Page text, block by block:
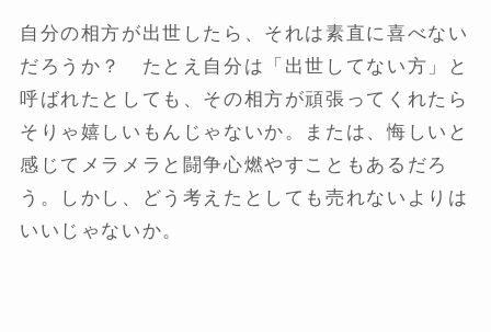
自分の相方が出世したら、それは素直に喜べない
だろうか？ たとえ自分は「出世してない方」と
呼ばれたとしても、その相方が頑張ってくれたら
そりゃ嬉しいもんじゃないか。または、悔しいと
感じてメラメラと闘争心燃やすこともあるだろ
う。しかし、どう考えたとしても売れないよりは
いいじゃないか。